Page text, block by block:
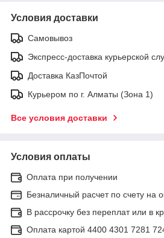
Условия доставки
Самовывоз
Экспресс-доставка курьерской
Доставка КазПочтой
Курьером по г. Алматы (Зона 1)
Все условия доставки
Условия оплаты
Оплата при получении
Безналичный расчет по счету на
В рассрочку без переплат или в
Оплата картой 4400 4301 7281